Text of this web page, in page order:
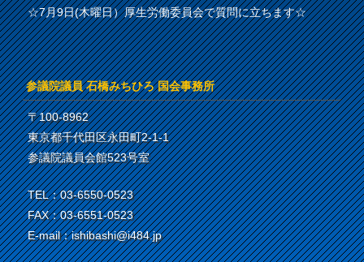
☆7月9日(木曜日）厚生労働委員会で質問に立ちます☆
参議院議員 石橋みちひろ 国会事務所
〒100-8962
東京都千代田区永田町2-1-1
参議院議員会館523号室
TEL：03-6550-0523
FAX：03-6551-0523
E-mail：ishibashi@i484.jp